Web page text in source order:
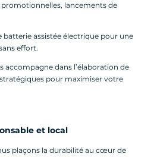
lancements de
batterie assistée électrique pour une
effort.
accompagne dans l’élaboration de
pour maximiser votre
et local
plaçons la durabilité au cœur de